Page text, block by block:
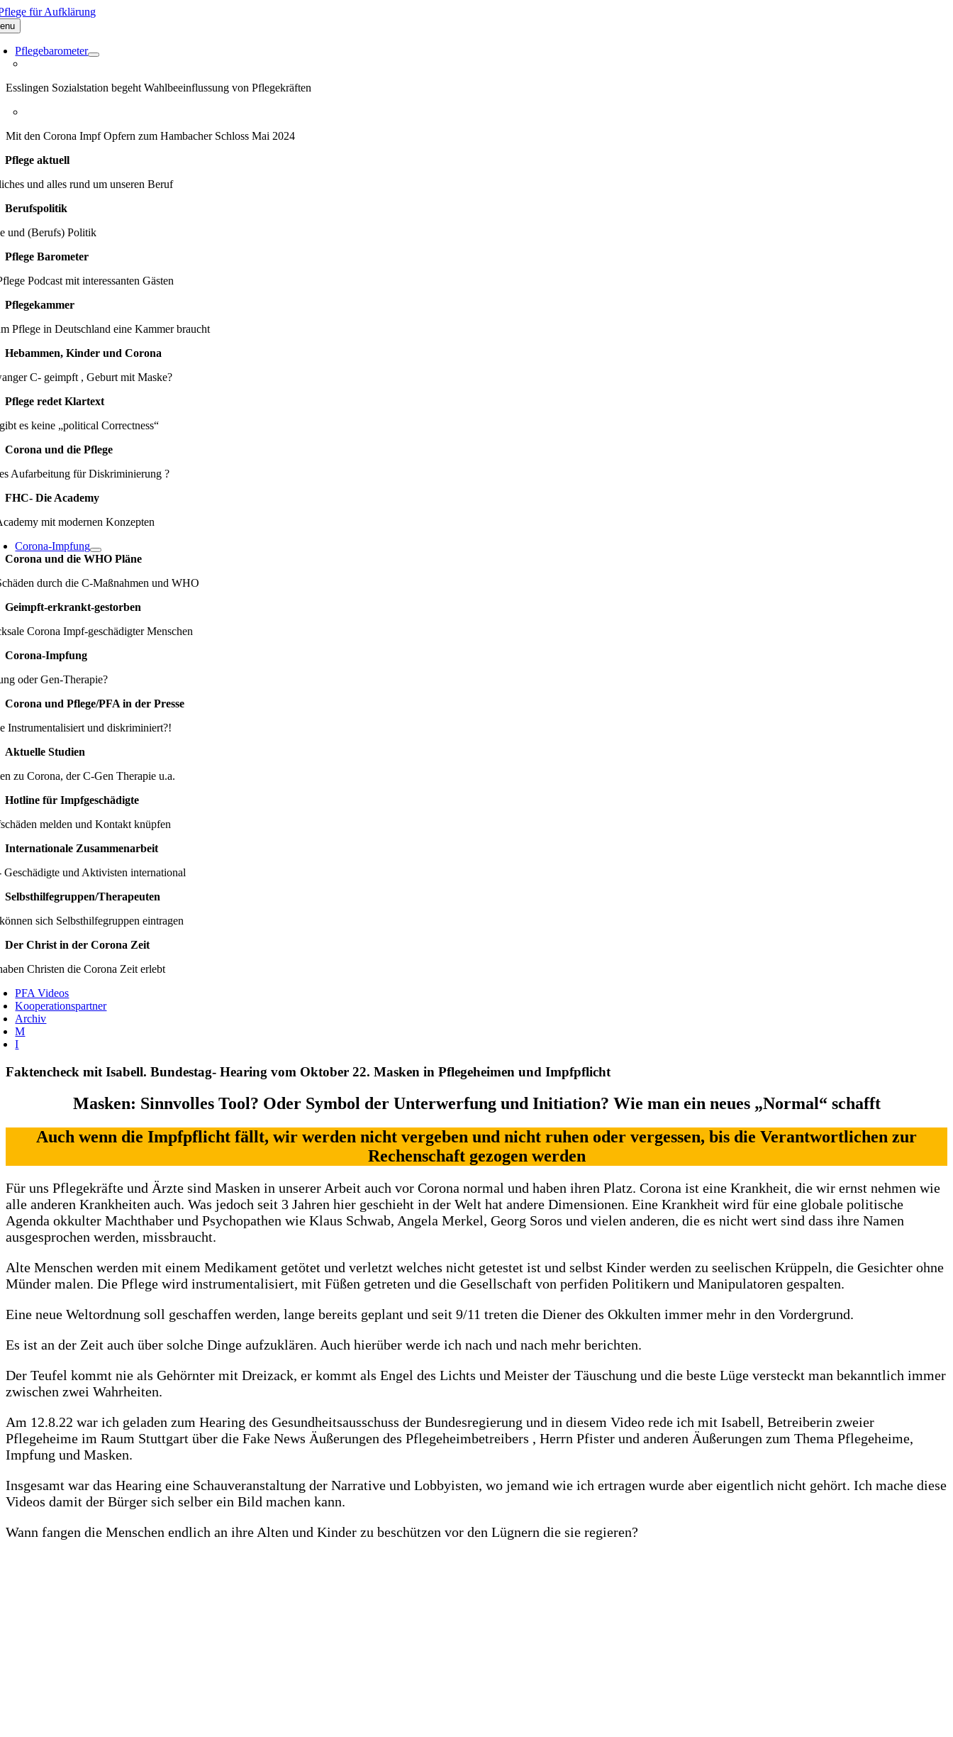
Zum
Inhalt
springen
Pflegebarometer
Esslingen Sozialstation begeht Wahlbeeinflussung von Pflegekräften
Mit den Corona Impf Opfern zum Hambacher Schloss Mai 2024
Pflege aktuell
und alles rund um unseren Beruf
Berufspolitik
und (Berufs) Politik
Pflege Barometer
Podcast mit interessanten Gästen
Pflegekammer
Pflege in Deutschland eine Kammer braucht
Hebammen, Kinder und Corona
C- geimpft , Geburt mit Maske?
Pflege redet Klartext
es keine „political Correctness“
Corona und die Pflege
Aufarbeitung für Diskriminierung ?
FHC- Die Academy
mit modernen Konzepten
Corona-Impfung
Corona und die WHO Pläne
durch die C-Maßnahmen und WHO
Geimpft-erkrankt-gestorben
Corona Impf-geschädigter Menschen
Corona-Impfung
oder Gen-Therapie?
Corona und Pflege/PFA in der Presse
Instrumentalisiert und diskriminiert?!
Aktuelle Studien
zu Corona, der C-Gen Therapie u.a.
Hotline für Impfgeschädigte
melden und Kontakt knüpfen
Internationale Zusammenarbeit
Geschädigte und Aktivisten international
Selbsthilfegruppen/Therapeuten
sich Selbsthilfegruppen eintragen
Der Christ in der Corona Zeit
Christen die Corona Zeit erlebt
PFA Videos
Kooperationspartner
Archiv
M
I
Faktencheck mit Isabell. Bundestag- Hearing vom Oktober 22. Masken in Pflegeheimen und Impfpflicht
Masken: Sinnvolles Tool? Oder Symbol der Unterwerfung und Initiation? Wie man ein neues „Normal“ schafft
Auch wenn die Impfpflicht fällt, wir werden nicht vergeben und nicht ruhen oder vergessen, bis die Verantwortlichen zur
Rechenschaft gezogen werden
Für uns Pflegekräfte und Ärzte sind Masken in unserer Arbeit auch vor Corona normal und haben ihren Platz. Corona ist eine Krankheit, die wir ernst nehmen wie
alle anderen Krankheiten auch. Was jedoch seit 3 Jahren hier geschieht in der Welt hat andere Dimensionen. Eine Krankheit wird für eine globale politische
Agenda okkulter Machthaber und Psychopathen wie Klaus Schwab, Angela Merkel, Georg Soros und vielen anderen, die es nicht wert sind dass ihre Namen
ausgesprochen werden, missbraucht.
Alte Menschen werden mit einem Medikament getötet und verletzt welches nicht getestet ist und selbst Kinder werden zu seelischen Krüppeln, die Gesichter ohne
Münder malen. Die Pflege wird instrumentalisiert, mit Füßen getreten und die Gesellschaft von perfiden Politikern und Manipulatoren gespalten.
Eine neue Weltordnung soll geschaffen werden, lange bereits geplant und seit 9/11 treten die Diener des Okkulten immer mehr in den Vordergrund.
Es ist an der Zeit auch über solche Dinge aufzuklären. Auch hierüber werde ich nach und nach mehr berichten.
Der Teufel kommt nie als Gehörnter mit Dreizack, er kommt als Engel des Lichts und Meister der Täuschung und die beste Lüge versteckt man bekanntlich immer
zwischen zwei Wahrheiten.
Am 12.8.22 war ich geladen zum Hearing des Gesundheitsausschuss der Bundesregierung und in diesem Video rede ich mit Isabell, Betreiberin zweier
Pflegeheime im Raum Stuttgart über die Fake News Äußerungen des Pflegeheimbetreibers , Herrn Pfister und anderen Äußerungen zum Thema Pflegeheime,
Impfung und Masken.
Insgesamt war das Hearing eine Schauveranstaltung der Narrative und Lobbyisten, wo jemand wie ich ertragen wurde aber eigentlich nicht gehört. Ich mache diese
Videos damit der Bürger sich selber ein Bild machen kann.
Wann fangen die Menschen endlich an ihre Alten und Kinder zu beschützen vor den Lügnern die sie regieren?